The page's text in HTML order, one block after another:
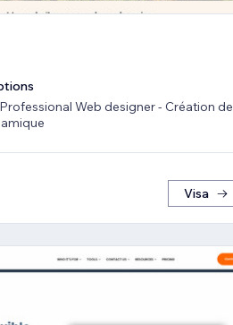
Web designer - Création de
Visa